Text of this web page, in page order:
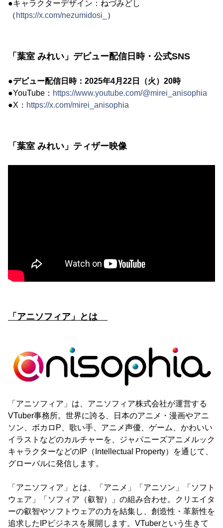
●キャラクターデザイン：ねづみどし
（ https://x.com/nezumidosi_ ）
「葉室 みれい」デビュー配信日時・公式SNS
●デビュー配信日時：2025年4月22日（火）20時
●YouTube： https://www.youtube.com/@mirei_anisophia
●X： https://x.com/mirei_anisophia
「葉室 みれい」ティザー映像
「アニソフィア」とは
「アニソフィア」は、アニソフィア株式会社が運営する
VTuber事務所。世界に誇る、日本のアニメ・漫画やアニ
ソン、ボカロP、歌い手、アニメ声優、ゲーム、かわいい
イラストなどのカルチャーを、ジャパニーズアニメルック
キャラクターなどのIP（Intellectual Property）を通じて、
グローバルに発信します。
「アニソフィア」とは、「アニメ」「アニソン」「ソフト
ウェア」「ソフィア（叡智）」の組み合わせ。クリエイタ
ーの叡智やソフトウェアの力を結集し、創造性・革新性を
追求したIPビジネスを展開します。VTuberという生きて